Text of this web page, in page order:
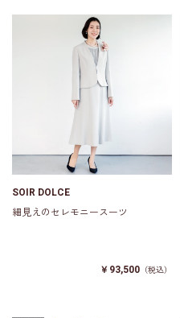
SOIR DOLCE
細見えのセレモニースーツ
￥93,500 （税込）